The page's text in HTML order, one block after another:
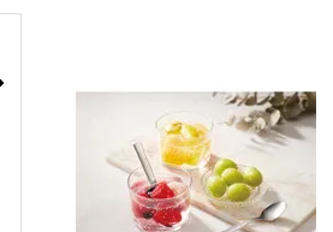
9月
水 木 金 土
2 3
5
9 10 11
12
16 17 18
19
11